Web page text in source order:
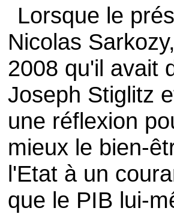
Lorsque le
Nicolas
2008 qu'il avait
Joseph Stiglitz
une réflexion
mieux le bien-
l'Etat à un
que le PIB lui-